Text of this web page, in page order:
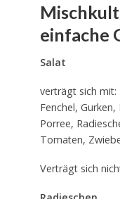
einfache
Salat
verträgt sich mit:
Fenchel,
Porree,
Tomaten,
Verträgt sich